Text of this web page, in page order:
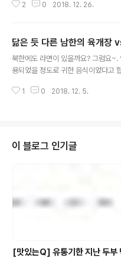
사이 가족 여러분이 즐겨 먹는 칼국수,
~. ^^ ... '칼이 들어간 국수' 아니고요
국수는요~ '칼로 썰어 만든 국수'입니
는,밀가루를 반죽해 방망이로 얇게 민
도, 끊을 절). 여기서 문제 하나. 칼국수
2 0 2018. 12. 26.
닮은 듯 다른 남한의 육개장
북한에도 라면이 있을까요? 그럼요
용되었을 정도로 귀한 음식이었다고
말 대단했네요. 겨울 문턱에 들어선 요
도순 둘러 앉아 이야기꽃을 피울 그날
북한의 육개장에 대해 예습(?)해 보는
1 0 2018. 12. 5.
이 블로그 인기글
[맛있는Q] 유통기한 지난 두부